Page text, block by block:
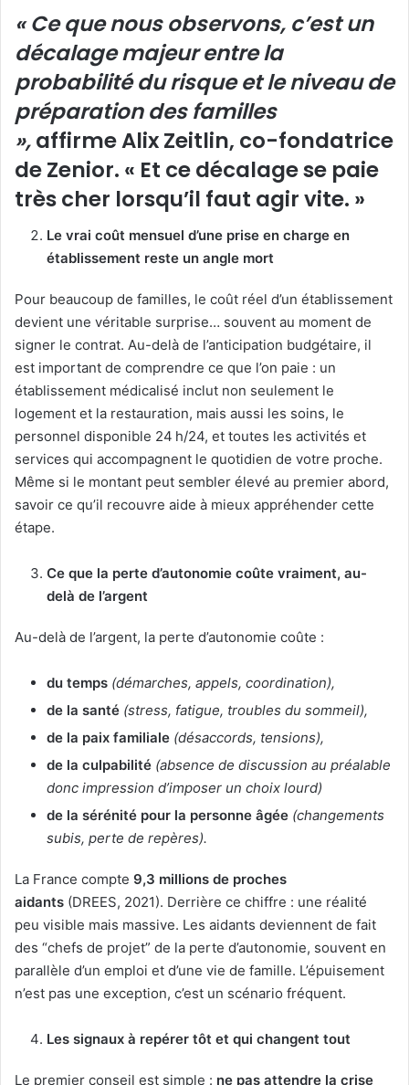
« Ce que nous observons, c’est un
décalage majeur entre la
probabilité du risque et le niveau de
préparation des familles
»,affirmeAlix Zeitlin, co-fondatrice
de Zenior. « Et ce décalage se paie
très cher lorsqu’il faut agir vite. »
Le vrai coût mensuel d’une prise en charge en
établissement reste un angle mort
Pour beaucoup de familles, le coût réel d’un établissement
devient une véritable surprise… souvent au moment de
signer le contrat. Au-delà de l’anticipation budgétaire, il
est important de comprendre ce que l’on paie : un
établissement médicalisé inclut non seulement le
logement et la restauration, mais aussi les soins, le
personnel disponible 24 h/24, et toutes les activités et
services qui accompagnent le quotidien de votre proche.
Même si le montant peut sembler élevé au premier abord,
savoir ce qu’il recouvre aide à mieux appréhender cette
étape.
Ce que la perte d’autonomie coûte vraiment, au-
delà de l’argent
Au-delà de l’argent, la perte d’autonomie coûte :
du temps (démarches, appels, coordination),
de la santé (stress, fatigue, troubles du sommeil),
de la paix familiale (désaccords, tensions),
de la culpabilité (absence de discussion au préalable
donc impression d’imposer un choix lourd)
de la sérénité pour la personne âgée (changements
subis, perte de repères).
La France compte 9,3 millions de proches
aidants (DREES, 2021). Derrière ce chiffre : une réalité
peu visible mais massive. Les aidants deviennent de fait
des “chefs de projet” de la perte d’autonomie, souvent en
parallèle d’un emploi et d’une vie de famille. L’épuisement
n’est pas une exception, c’est un scénario fréquent.
Les signaux à repérer tôt et qui changent tout
Le premier conseil est simple : ne pas attendre la crise